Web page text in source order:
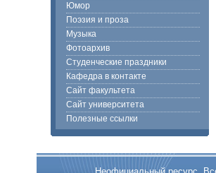
Юмор
Поэзия и проза
Музыка
Фотоархив
Студенческие праздники
Кафедра в контакте
Сайт факультета
Сайт университета
Полезные ссылки